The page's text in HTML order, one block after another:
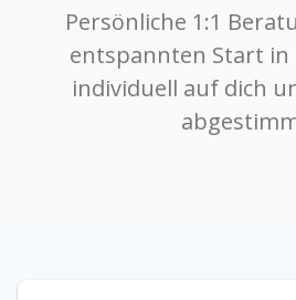
Persönliche 1:1
entspannten Start in
individuell auf dich